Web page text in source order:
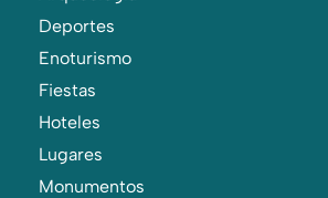
Deportes
Enoturismo
Fiestas
Hoteles
Lugares
Monumentos